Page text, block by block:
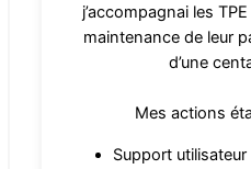
j’accompagnai les
maintenance de leur
d’une
Mes actions
Support